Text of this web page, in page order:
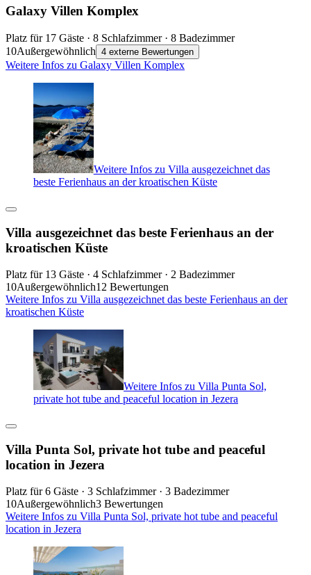
Galaxy Villen Komplex
Platz für 17 Gäste · 8 Schlafzimmer · 8 Badezimmer
10Außergewöhnlich 4 externe Bewertungen
Weitere Infos zu Galaxy Villen Komplex
Weitere Infos zu Villa ausgezeichnet das
beste Ferienhaus an der kroatischen Küste
Villa ausgezeichnet das beste Ferienhaus an der
kroatischen Küste
Platz für 13 Gäste · 4 Schlafzimmer · 2 Badezimmer
10Außergewöhnlich12 Bewertungen
Weitere Infos zu Villa ausgezeichnet das beste Ferienhaus an der
kroatischen Küste
Weitere Infos zu Villa Punta Sol,
private hot tube and peaceful location in Jezera
Villa Punta Sol, private hot tube and peaceful
location in Jezera
Platz für 6 Gäste · 3 Schlafzimmer · 3 Badezimmer
10Außergewöhnlich3 Bewertungen
Weitere Infos zu Villa Punta Sol, private hot tube and peaceful
location in Jezera